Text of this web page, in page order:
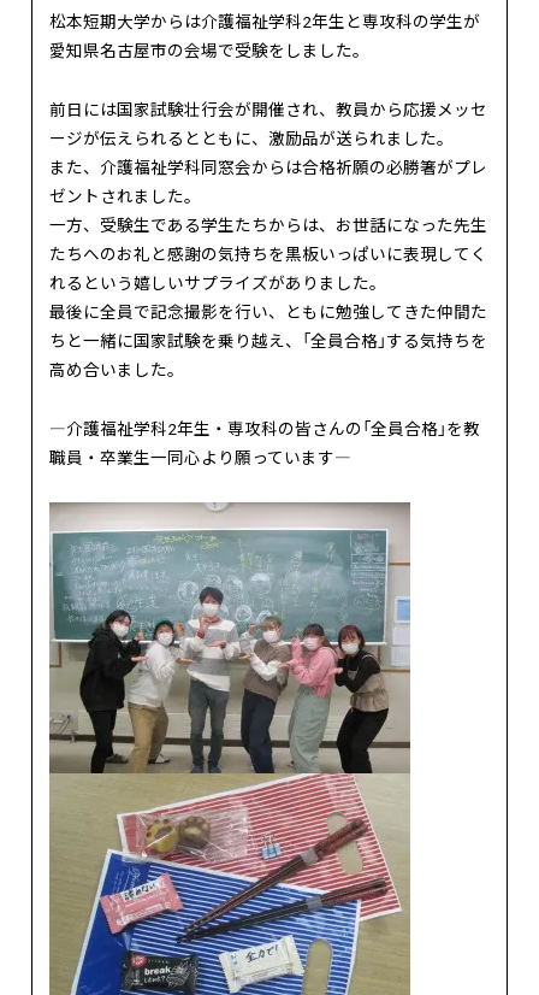
松本短期大学からは介護福祉学科2年生と専攻科の学生が
愛知県名古屋市の会場で受験をしました。
前日には国家試験壮行会が開催され、教員から応援メッセ
ージが伝えられるとともに、激励品が送られました。
また、介護福祉学科同窓会からは合格祈願の必勝箸がプレ
ゼントされました。
一方、受験生である学生たちからは、お世話になった先生
たちへのお礼と感謝の気持ちを黒板いっぱいに表現してく
れるという嬉しいサプライズがありました。
最後に全員で記念撮影を行い、ともに勉強してきた仲間た
ちと一緒に国家試験を乗り越え、「全員合格」する気持ちを
高め合いました。
―介護福祉学科2年生・専攻科の皆さんの「全員合格」を教
職員・卒業生一同心より願っています―